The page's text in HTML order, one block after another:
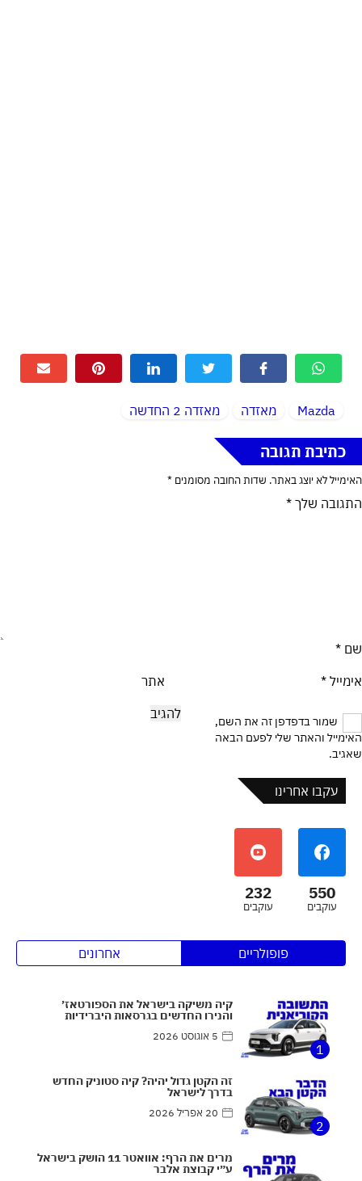
Mazda מאזדה מאזדה 2 החדשה
כתיבת תגובה
האימייל לא יוצג באתר. שדות החובה מסומנים *
התגובה שלך *
שם *
אימייל * אתר
שמור בדפדפן זה את השם,
האימייל והאתר שלי לפעם הבאה
שאגיב.
עקבו אחרינו
550
עוקבים
232
עוקבים
פופולריים אחרונים
1
קיה משיקה בישראל את הספורטאז׳
והנירו החדשים בגרסאות היברידיות
5 אוגוסט 2026
2
זה הקטן גדול יהיה? קיה סטוניק החדש
בדרך לישראל
20 אפריל 2026
מרים את הרף: אוואטר 11 הושק בישראל
ע״י קבוצת אלבר